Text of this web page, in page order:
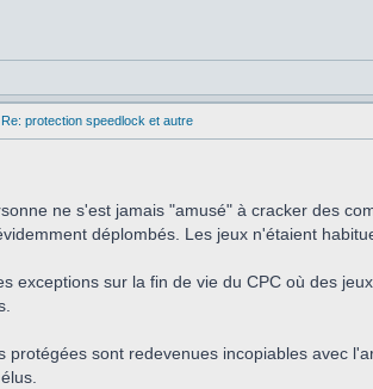
Re: protection speedlock et autre
ne s'est jamais "amusé" à cracker des
déplombés. Les jeux n'étaient
exceptions sur la fin de vie du CPC où des
protégées sont redevenues incopiables avec